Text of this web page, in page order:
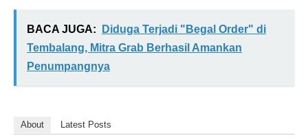
BACA JUGA:
Diduga Terjadi "Begal Order" di
Tembalang, Mitra Grab Berhasil Amankan
Penumpangnya
About Latest Posts